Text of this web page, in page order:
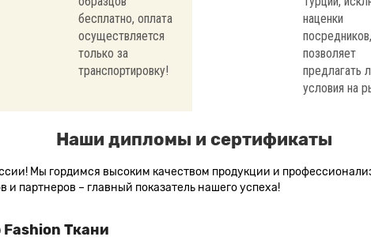
бесплатно, оплата
осуществляется
только за
транспортировку!
наценки
позволяет
предлагать
условия на
Наши дипломы и сертификаты
Мы гордимся высоким качеством продукции и
партнеров – главный показатель нашего успеха!
Ткани